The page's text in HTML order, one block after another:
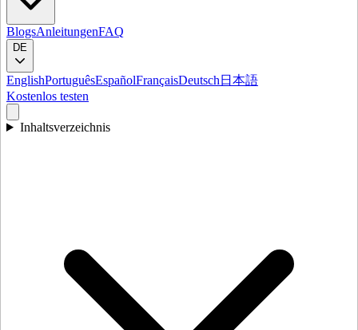
BlogsAnleitungenFAQ
DE
EnglishPortuguêsEspañolFrançaisDeutsch 日本語
Kostenlos testen
Inhaltsverzeichnis